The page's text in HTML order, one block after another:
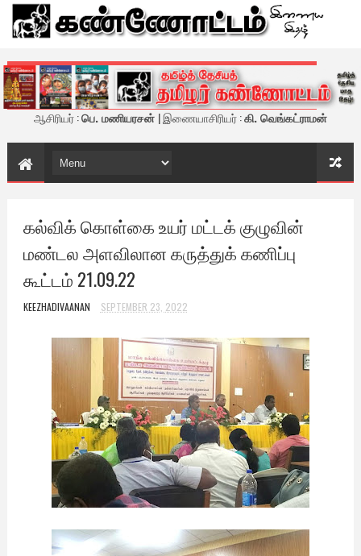
கண்ணோட்டம் - இணைய இதழ்
ஆசிரியர் :பெ. மணியரசன் | இணையாசிரியர் :கி. வெங்கட்ராமன்
கல்விக் கொள்கை உயர் மட்டக் குழுவின்
மண்டல அளவிலான கருத்துக் கணிப்பு
கூட்டம் 21.09.22
KEEZHADIVAANAN SEPTEMBER 23, 2022